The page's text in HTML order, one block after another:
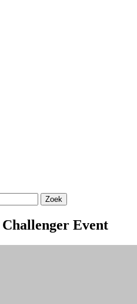
Zoek
Event